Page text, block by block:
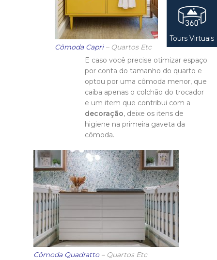
Cômoda Capri– Quartos Etc
E caso você precise otimizar espaço
por conta do tamanho do quarto e
optou por uma cômoda menor, que
caiba apenas o colchão do trocador
e um item que contribui com a
decoração, deixe os itens de
higiene na primeira gaveta da
cômoda.
Cômoda Quadratto– Quartos Etc
Tours Virtuais